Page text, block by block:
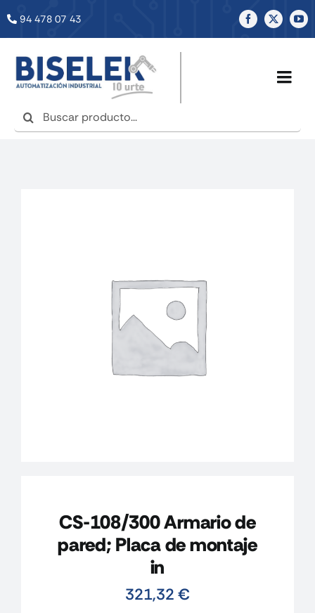
94 478 07 43
Buscar:
INICIO
CS-108/300 Armario de
pared; Placa de montaje
in
321,32 €